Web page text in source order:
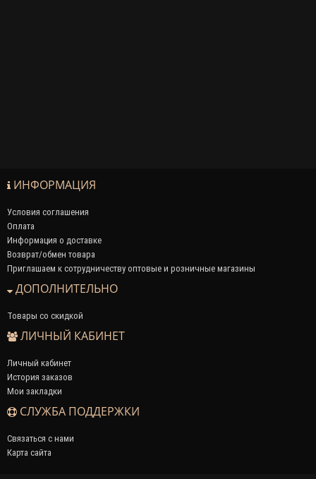
ИНФОРМАЦИЯ
Условия соглашения
Оплата
Информация о доставке
Возврат/обмен товара
Приглашаем к сотрудничеству оптовые и розничные магазины
ДОПОЛНИТЕЛЬНО
Товары со скидкой
ЛИЧНЫЙ КАБИНЕТ
Личный кабинет
История заказов
Мои закладки
СЛУЖБА ПОДДЕРЖКИ
Связаться с нами
Карта сайта